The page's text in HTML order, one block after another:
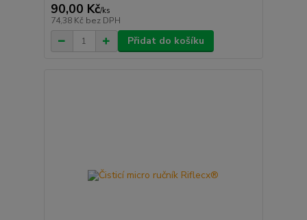
90,00 Kč/ks
74,38 Kč bez DPH
Přidat do košíku